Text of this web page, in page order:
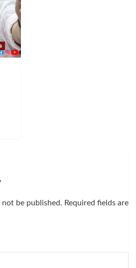
be published. Required fields are